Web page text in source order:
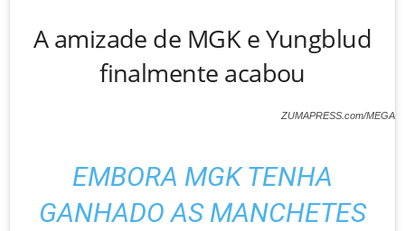
A amizade de MGK e Yungblud
finalmente acabou
ZUMAPRESS.com/MEGA
EMBORA MGK TENHA
GANHADO AS MANCHETES